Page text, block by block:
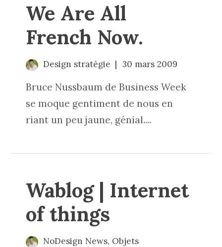
We Are All
French Now.
Design stratégie 30 mars 2009
Bruce Nussbaum de Business Week
se moque gentiment de nous en
riant un peu jaune, génial....
Wablog | Internet
of things
NoDesign News, Objets